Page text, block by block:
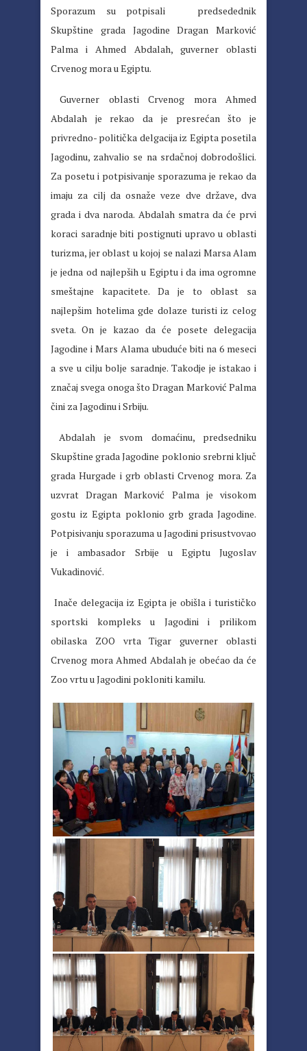
Sporazum su potpisali predsedednik
Skupštine grada Jagodine Dragan Marković
Palma i Ahmed Abdalah, guverner oblasti
Crvenog mora u Egiptu.
Guverner oblasti Crvenog mora Ahmed
Abdalah je rekao da je presrećan što je
privredno- politička delgacija iz Egipta posetila
Jagodinu, zahvalio se na srdačnoj dobrodošlici.
Za posetu i potpisivanje sporazuma je rekao da
imaju za cilj da osnaže veze dve države, dva
grada i dva naroda. Abdalah smatra da će prvi
koraci saradnje biti postignuti upravo u oblasti
turizma, jer oblast u kojoj se nalazi Marsa Alam
je jedna od najlepših u Egiptu i da ima ogromne
smeštajne kapacitete. Da je to oblast sa
najlepšim hotelima gde dolaze turisti iz celog
sveta. On je kazao da će posete delegacija
Jagodine i Mars Alama ubuduće biti na 6 meseci
a sve u cilju bolje saradnje. Takodje je istakao i
značaj svega onoga što Dragan Marković Palma
čini za Jagodinu i Srbiju.
Abdalah je svom domaćinu, predsedniku
Skupštine grada Jagodine poklonio srebrni ključ
grada Hurgade i grb oblasti Crvenog mora. Za
uzvrat Dragan Marković Palma je visokom
gostu iz Egipta poklonio grb grada Jagodine.
Potpisivanju sporazuma u Jagodini prisustvovao
je i ambasador Srbije u Egiptu Jugoslav
Vukadinović.
Inače delegacija iz Egipta je obišla i turističko
sportski kompleks u Jagodini i prilikom
obilaska ZOO vrta Tigar guverner oblasti
Crvenog mora Ahmed Abdalah je obećao da će
Zoo vrtu u Jagodini pokloniti kamilu.